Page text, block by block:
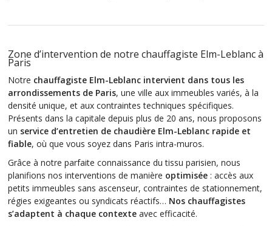
Zone d’intervention de notre chauffagiste Elm-Leblanc à
Paris
Notre chauffagiste Elm-Leblanc intervient dans tous les
arrondissements de Paris, une ville aux immeubles variés, à la
densité unique, et aux contraintes techniques spécifiques.
Présents dans la capitale depuis plus de 20 ans, nous proposons
un service d’entretien de chaudière Elm-Leblanc rapide et
fiable, où que vous soyez dans Paris intra-muros.
Grâce à notre parfaite connaissance du tissu parisien, nous
planifions nos interventions de manière optimisée : accès aux
petits immeubles sans ascenseur, contraintes de stationnement,
régies exigeantes ou syndicats réactifs… Nos chauffagistes
s’adaptent à chaque contexte avec efficacité.